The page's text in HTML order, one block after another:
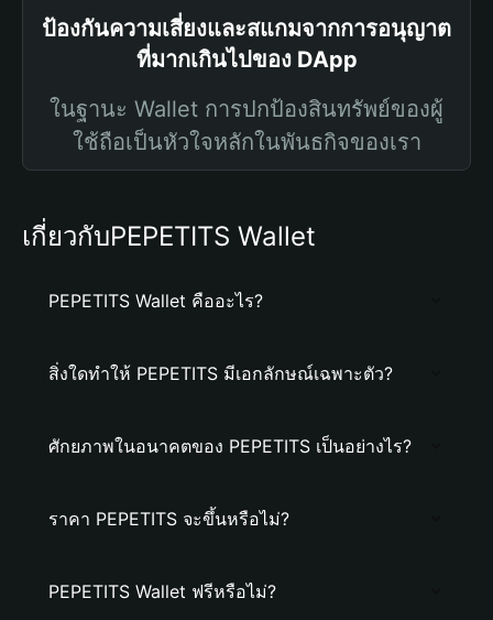
ป้องกันความเสี่ยงและสแกมจากการอนุญาต
ที่มากเกินไปของ DApp
ในฐานะ Wallet การปกป้องสินทรัพย์ของผู้
ใช้ถือเป็นหัวใจหลักในพันธกิจของเรา
เกี่ยวกับPEPETITS Wallet
PEPETITS Wallet คืออะไร?
สิ่งใดทำให้ PEPETITS มีเอกลักษณ์เฉพาะตัว?
ศักยภาพในอนาคตของ PEPETITS เป็นอย่างไร?
ราคา PEPETITS จะขึ้นหรือไม่?
PEPETITS Wallet ฟรีหรือไม่?